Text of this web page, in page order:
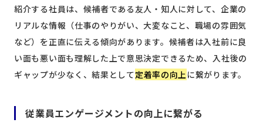
紹介する社員は、候補者である友人・知人に対して、企業の
リアルな情報（仕事のやりがい、大変なこと、職場の雰囲気
など）を正直に伝える傾向があります。候補者は入社前に良
い面も悪い面も理解した上で意思決定できるため、入社後の
ギャップが少なく、結果として定着率の向上に繋がります。
従業員エンゲージメントの向上に繋がる